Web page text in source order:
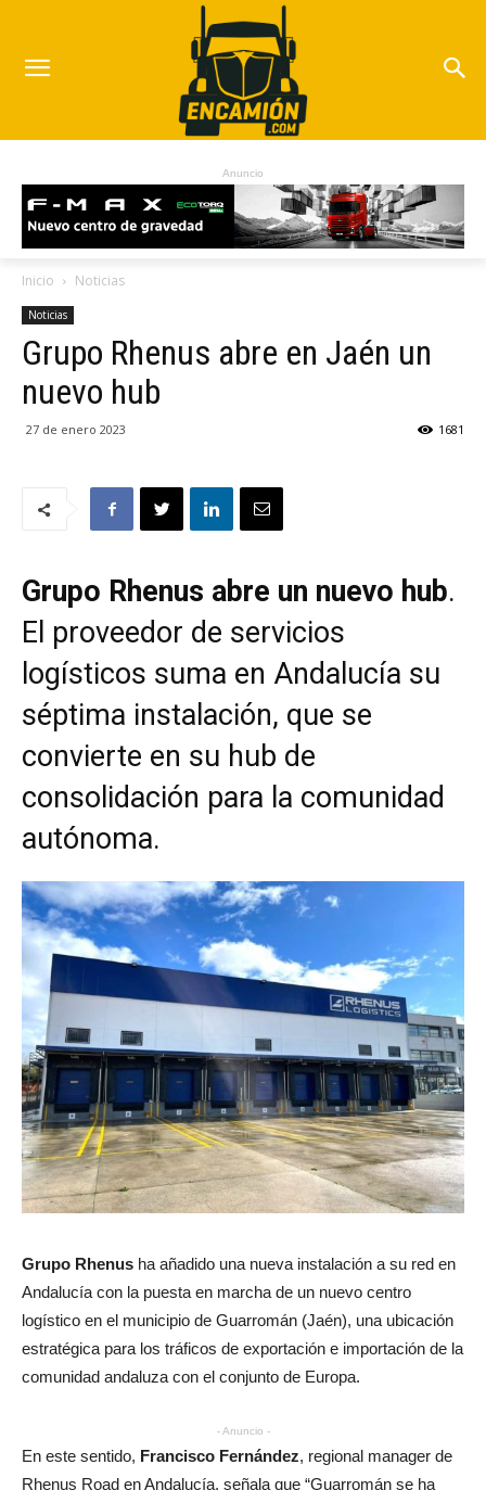
Anuncio
Inicio Noticias
Noticias
Grupo Rhenus abre en Jaén un
nuevo hub
27 de enero 2023 1681
Grupo Rhenus abre un nuevo hub.
El proveedor de servicios
logísticos suma en Andalucía su
séptima instalación, que se
convierte en su hub de
consolidación para la comunidad
autónoma.
Grupo Rhenus ha añadido una nueva instalación a su red en
Andalucía con la puesta en marcha de un nuevo centro
logístico en el municipio de Guarromán (Jaén), una ubicación
estratégica para los tráficos de exportación e importación de la
comunidad andaluza con el conjunto de Europa.
- Anuncio -
En este sentido, Francisco Fernández, regional manager de
Rhenus Road en Andalucía, señala que “Guarromán se ha